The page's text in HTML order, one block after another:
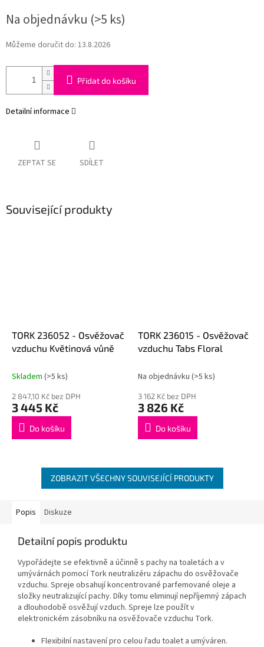
cena:
Na objednávku (>5 ks)
Můžeme doručit do: 13.8.2026
Přidat do košíku
Detailní informace
ZEPTAT SE SDÍLET
Související produkty
TORK 236052 - Osvěžovač
vzduchu Květinová vůně
Skladem (>5 ks)
2 847,10 Kč bez DPH
3 445 Kč
Do košíku
TORK 236015 - Osvěžovač
vzduchu Tabs Floral
Na objednávku (>5 ks)
3 162 Kč bez DPH
3 826 Kč
Do košíku
ZOBRAZIT VŠECHNY SOUVISEJÍCÍ PRODUKTY
Popis Diskuze
Detailní popis produktu
Vypořádejte se efektivně a účinně s pachy na toaletách a v
umývárnách pomocí Tork neutralizéru zápachu do osvěžovače
vzduchu. Spreje obsahují koncentrované parfemované oleje a
složky neutralizující pachy. Díky tomu eliminují nepříjemný zápach
a dlouhodobě osvěžují vzduch. Spreje lze použít v
elektronickém zásobníku na osvěžovače vzduchu Tork.
Flexibilní nastavení pro celou řadu toalet a umýváren.